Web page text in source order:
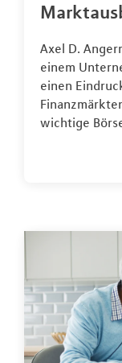
Axel D.
einem
einen
wichtige